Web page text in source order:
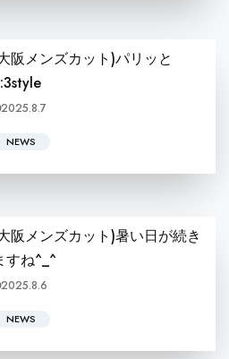
阪メンズカット)パリッと
2025.8.7
NEWS
阪メンズカット)暑い日が続き
すね^_^
2025.8.6
NEWS